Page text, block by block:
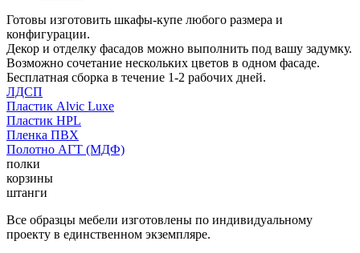
Готовы изготовить шкафы-купе любого размера и
конфигурации.
Декор и отделку фасадов можно выполнить под вашу задумку.
Возможно сочетание нескольких цветов в одном фасаде.
Бесплатная сборка в течение 1-2 рабочих дней.
ЛДСП
Пластик Alvic Luxe
Пластик HPL
Пленка ПВХ
Полотно АГТ (МДФ)
полки
корзины
штанги
Все образцы мебели изготовлены по индивидуальному
проекту в единственном экземпляре.